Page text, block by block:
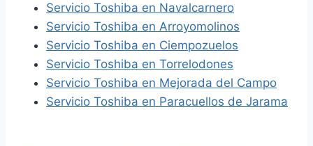
Servicio Toshiba en Navalcarnero
Servicio Toshiba en Arroyomolinos
Servicio Toshiba en Ciempozuelos
Servicio Toshiba en Torrelodones
Servicio Toshiba en Mejorada del Campo
Servicio Toshiba en Paracuellos de Jarama